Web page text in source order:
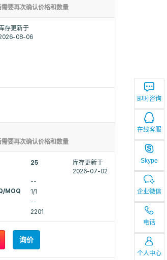
即时咨询
在线客服
Skype
企业微信
电话
个人中心
要再次确认价格和数量
存更新于
08-06
要再次确认价格和数量
25
库存更新于
2026-07-02
--
MOQ
1/1
--
2201
询价